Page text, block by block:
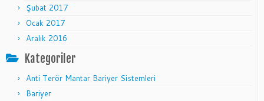
Şubat 2017
Ocak 2017
Aralık 2016
Kategoriler
Anti Terör Mantar Bariyer Sistemleri
Bariyer